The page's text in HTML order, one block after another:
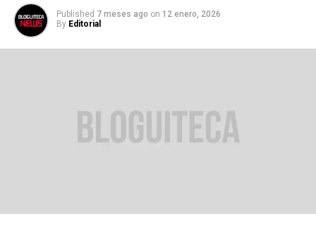
Published 7 meses ago on 12 enero, 2026
By Editorial